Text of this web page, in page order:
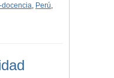
, Perú,